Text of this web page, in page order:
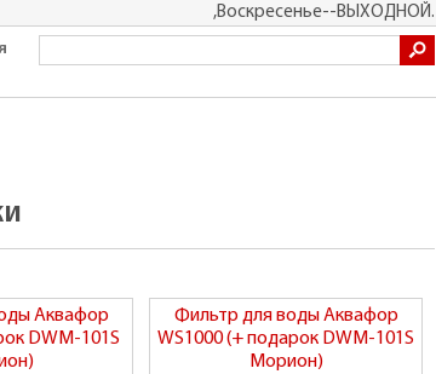
,Воскресенье--ВЫХОДНОЙ.
Аквафор
DWM-101S
Фильтр для воды Аквафор
WS1000 (+ подарок DWM-101S
Морион)